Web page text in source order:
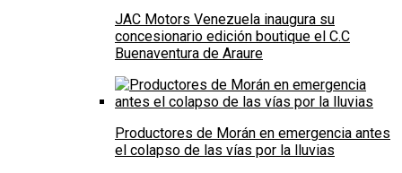
JAC Motors Venezuela inaugura su
concesionario edición boutique el C.C
Buenaventura de Araure
Productores de Morán en emergencia antes
el colapso de las vías por la lluvias